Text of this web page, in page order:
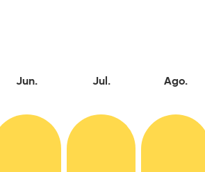
Jun. Jul. Ago.